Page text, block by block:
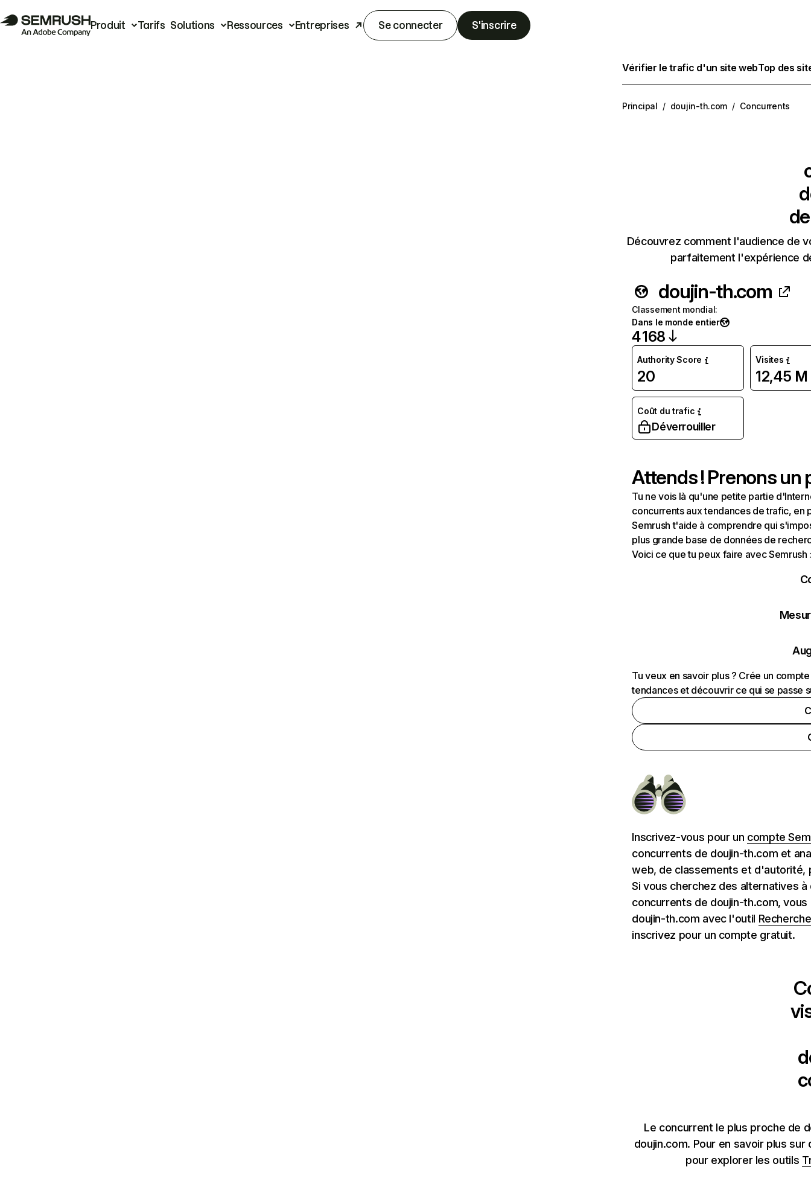
Produit Tarifs Solutions Ressources Entreprises Se connecter S'inscrire
Vérifier le trafic d'un site webTop des
Principal / doujin-th.com / Concurrents
Découvrez comment l'audience de
parfaitement l'expérience
doujin-th.com
Classement mondial:
Dans le monde entier
4 168
Authority Score
20
Visites
12,45 M
Coût du trafic
Déverrouiller
Attends ! Prenons un
Tu ne vois là qu'une petite partie
concurrents aux tendances de trafic, en
Semrush t'aide à comprendre qui
plus grande base de données de
Voici ce que tu peux faire avec Semrush
Tu veux en savoir plus ? Crée un
tendances et découvrir ce qui se passe
Inscrivez-vous pour un compte
concurrents de doujin-th.com et
web, de classements et d'autorité,
Si vous cherchez des alternatives
concurrents de doujin-th.com,
doujin-th.com avec l'outil
inscrivez pour un compte gratuit.
Le concurrent le plus proche de
doujin.com. Pour en savoir plus
pour explorer les outils